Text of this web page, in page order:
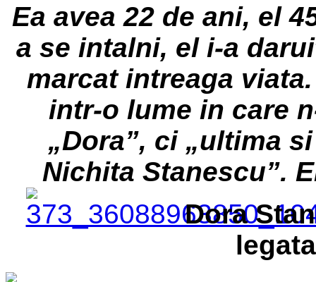
Ea avea 22 de ani, el
a se intalni, el i-a
marcat intreaga
intr-o lume in care
„Dora”, ci „ultima
Nichita Stanescu”.
Dora